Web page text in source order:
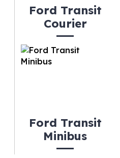
Ford Transit
Courier
Ford Transit
Minibus